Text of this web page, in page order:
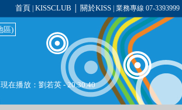
首頁 KISSCLUB 關於KISS| 業務專線 07-3393999
區)
在播放： 劉若英- 20.30.40